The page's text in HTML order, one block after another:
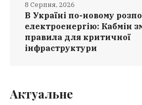
В Україні по-новому
електроенергію: Кабмін
правила для критичної
інфраструктури
8 Серпня, 2026
Актуальне